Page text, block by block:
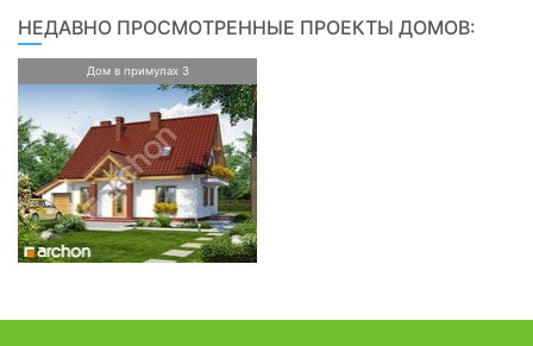
НЕДАВНО ПРОСМОТРЕННЫЕ ПРОЕКТЫ ДОМОВ:
Дом в примулах 3